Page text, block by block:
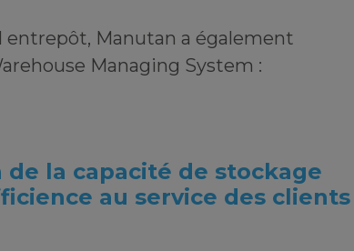
Manutan a également
Managing System :
la capacité de stockage
au service des clients